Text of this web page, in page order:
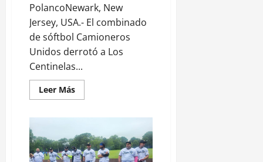
PolancoNewark, New
Jersey, USA.- El combinado
de sóftbol Camioneros
Unidos derrotó a Los
Centinelas...
Leer MásLeer
más
Unidos
Softbol
Team
derrota